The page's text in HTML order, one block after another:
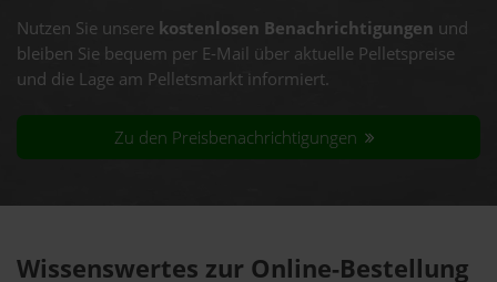
Nutzen Sie unsere kostenlosen Benachrichtigungen und
bleiben Sie bequem per E-Mail über aktuelle Pelletspreise
und die Lage am Pelletsmarkt informiert.
Zu den Preisbenachrichtigungen
Wissenswertes zur Online-Bestellung